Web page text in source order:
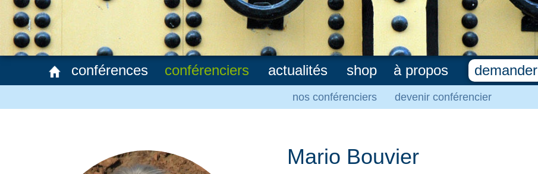
conférences conférenciers
nos conférenciers devenir conférencier
actualités shop à propos demander
Mario Bouvier